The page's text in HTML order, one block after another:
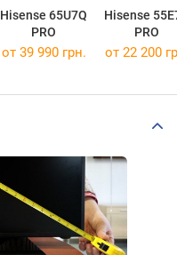
Hisense 65U7Q
PRO
Hisense
PRO
от 39 990 грн. от 22 200